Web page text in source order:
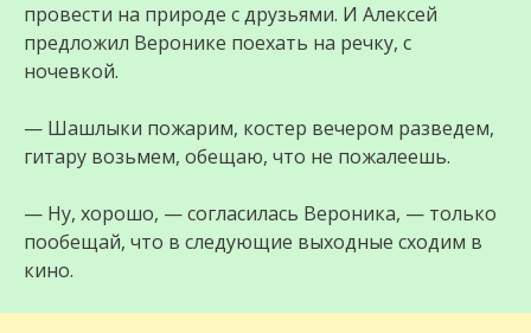
провести на природе с друзьями. И Алексей
предложил Веронике поехать на речку, с
ночевкой.
— Шашлыки пожарим, костер вечером разведем,
гитару возьмем, обещаю, что не пожалеешь.
— Ну, хорошо, — согласилась Вероника, — только
пообещай, что в следующие выходные сходим в
кино.